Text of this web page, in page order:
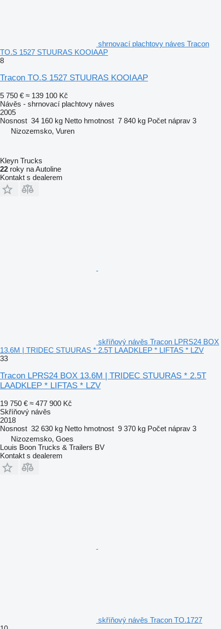
shrnovací plachtovy náves Tracon
TO.S 1527 STUURAS KOOIAAP
8
Tracon TO.S 1527 STUURAS KOOIAAP
5 750 € ≈ 139 100 Kč
Návěs - shrnovací plachtovy náves
2005
Nosnost 34 160 kg Netto hmotnost 7 840 kg Počet náprav 3
Nizozemsko, Vuren
Kleyn Trucks
22 roky na Autoline
Kontakt s dealerem
skříňový návěs Tracon LPRS24 BOX
13.6M | TRIDEC STUURAS * 2.5T LAADKLEP * LIFTAS * LZV
33
Tracon LPRS24 BOX 13.6M | TRIDEC STUURAS * 2.5T
LAADKLEP * LIFTAS * LZV
19 750 € ≈ 477 900 Kč
Skříňový návěs
2018
Nosnost 32 630 kg Netto hmotnost 9 370 kg Počet náprav 3
Nizozemsko, Goes
Louis Boon Trucks & Trailers BV
Kontakt s dealerem
skříňový návěs Tracon TO.1727